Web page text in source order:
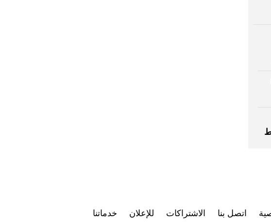
اتصل بنا الاشتراكات للإعلان خدماتنا